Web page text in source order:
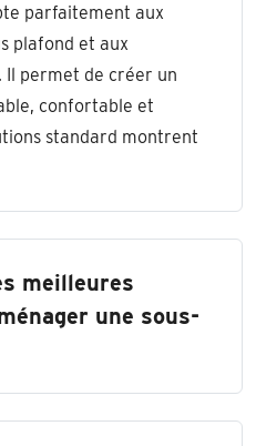
parfaitement aux
plafond et aux
permet de créer un
confortable et
standard montrent
meilleures
une sous-